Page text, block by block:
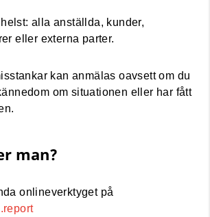
alla anställda, kunder,
eller externa parter.
kan anmälas oavsett om du
om situationen eller har fått
man?
onlineverktyget på